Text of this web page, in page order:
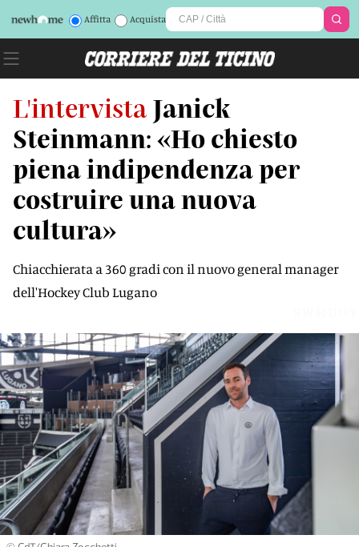
Affitta Acquista
L'intervista Janick
Steinmann: «Ho chiesto
piena indipendenza per
costruire una nuova
cultura»
Chiacchierata a 360 gradi con il nuovo general manager
dell'Hockey Club Lugano